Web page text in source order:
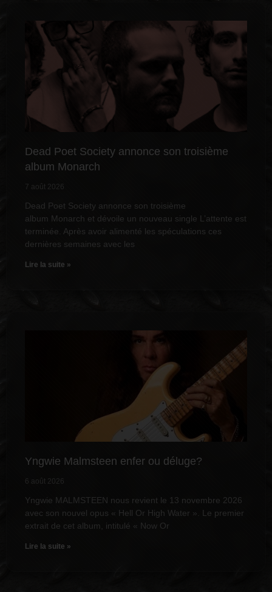
Dead Poet Society annonce son troisième
album Monarch
7 août 2026
Dead Poet Society annonce son troisième
album Monarch et dévoile un nouveau single L’attente est
terminée. Après avoir alimenté les spéculations ces
dernières semaines avec les
Lire la suite »
Yngwie Malmsteen enfer ou déluge?
6 août 2026
Yngwie MALMSTEEN nous revient le 13 novembre 2026
avec son nouvel opus « Hell Or High Water ». Le premier
extrait de cet album, intitulé « Now Or
Lire la suite »